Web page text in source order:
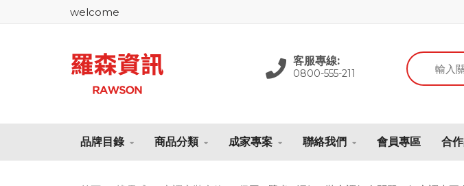
welcome
客服專線:
0800-555-211
品牌目錄 商品分類 成家專案 聯絡我們 會員專區 合